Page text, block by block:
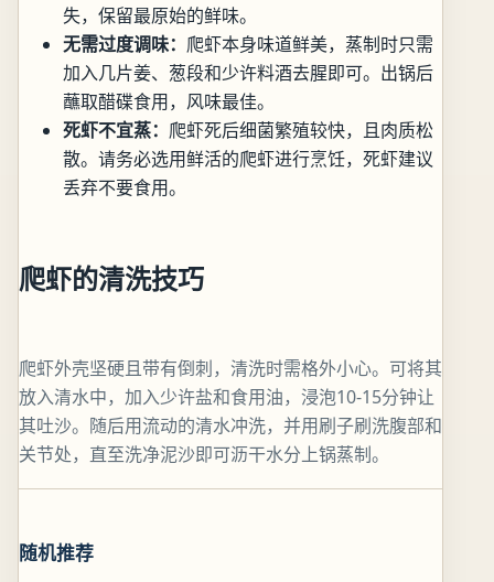
失，保留最原始的鲜味。
无需过度调味： 爬虾本身味道鲜美，蒸制时只需
加入几片姜、葱段和少许料酒去腥即可。出锅后
蘸取醋碟食用，风味最佳。
死虾不宜蒸： 爬虾死后细菌繁殖较快，且肉质松
散。请务必选用鲜活的爬虾进行烹饪，死虾建议
丢弃不要食用。
爬虾的清洗技巧
爬虾外壳坚硬且带有倒刺，清洗时需格外小心。可将其
放入清水中，加入少许盐和食用油，浸泡10-15分钟让
其吐沙。随后用流动的清水冲洗，并用刷子刷洗腹部和
关节处，直至洗净泥沙即可沥干水分上锅蒸制。
随机推荐